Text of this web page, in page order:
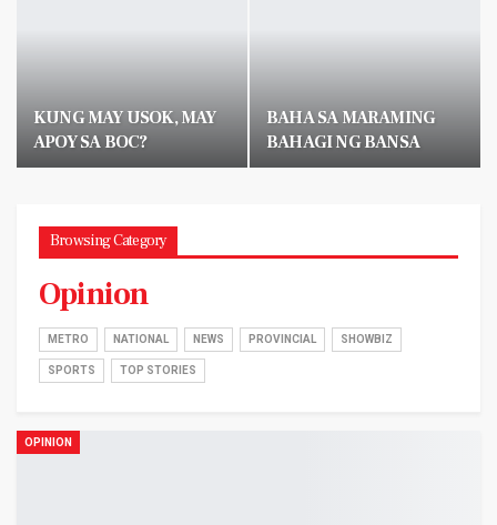
KUNG MAY USOK, MAY
APOY SA BOC?
BAHA SA MARAMING
BAHAGI NG BANSA
Browsing Category
Opinion
METRO NATIONAL NEWS PROVINCIAL SHOWBIZ
SPORTS TOP STORIES
OPINION